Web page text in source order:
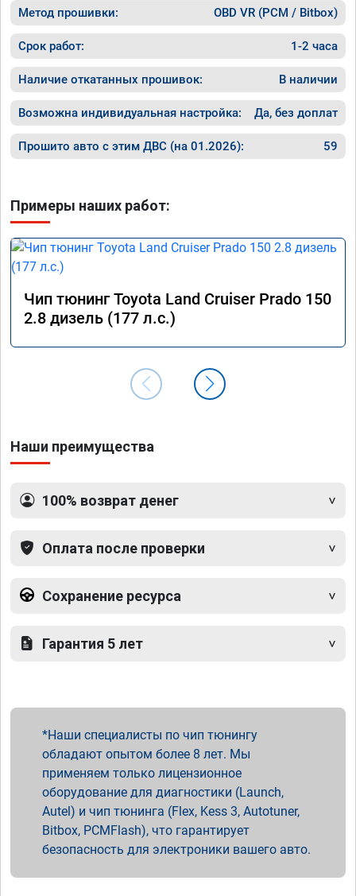
Метод прошивки: OBD VR (PCM / Bitbox)
Срок работ: 1-2 часа
Наличие откатанных прошивок: В наличии
Возможна индивидуальная настройка: Да, без доплат
Прошито авто с этим ДВС (на 01.2026): 59
Примеры наших работ:
Чип тюнинг Toyota Land Cruiser Prado 150
2.8 дизель (177 л.с.)
Наши преимущества
100% возврат денег
Оплата после проверки
Сохранение ресурса
Гарантия 5 лет
Наши специалисты по чип тюнингу
обладают опытом более 8 лет. Мы
применяем только лицензионное
оборудование для диагностики (Launch,
Autel) и чип тюнинга (Flex, Kess 3, Autotuner,
Bitbox, PCMFlash), что гарантирует
безопасность для электроники вашего авто.